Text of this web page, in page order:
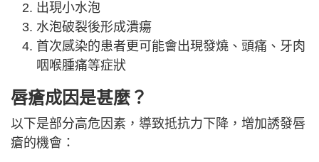
出現小水泡
水泡破裂後形成潰瘍
首次感染的患者更可能會出現發燒、頭痛、牙肉
咽喉腫痛等症狀
唇瘡成因是甚麼？
以下是部分高危因素，導致抵抗力下降，增加誘發唇
瘡的機會：